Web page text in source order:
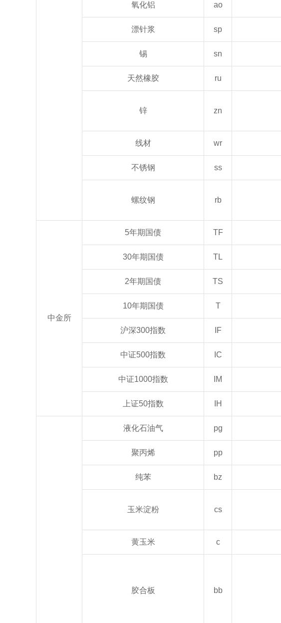
氧化铝 ao
漂针浆 sp
锡 sn
天然橡胶 ru
锌 zn
线材 wr
不锈钢 ss
螺纹钢 rb
中金所
5年期国债 TF
30年期国债 TL
2年期国债 TS
10年期国债 T
沪深300指数 IF
中证500指数 IC
中证1000指数 IM
上证50指数 IH
液化石油气 pg
聚丙烯 pp
纯苯 bz
玉米淀粉 cs
黄玉米 c
胶合板 bb